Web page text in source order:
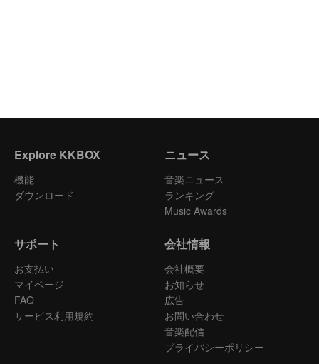
Explore KKBOX
機能
ダウンロード
ニュース
音楽ニュース
ランキング
Music Awards
サポート
お支払い
マイページ
FAQ
サービス利用規約
会社情報
会社概要
お知らせ
広告
お問い合わせ
音楽配信
プライバシーポリシー